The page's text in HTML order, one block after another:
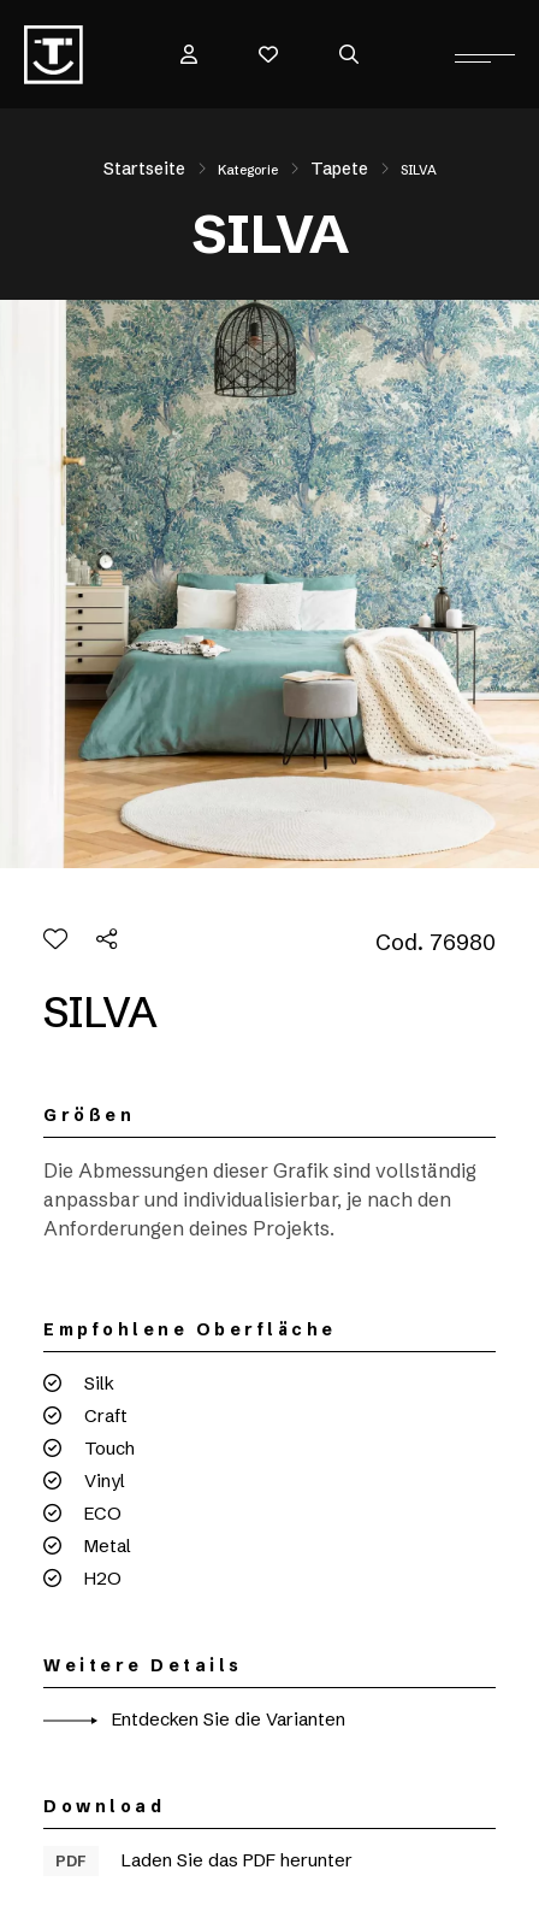
Startseite Kategorie Tapete SILVA
SILVA
Cod. 76980
SILVA
Größen
Die Abmessungen dieser Grafik sind vollständig
anpassbar und individualisierbar, je nach den
Anforderungen deines Projekts.
Empfohlene Oberfläche
Silk
Craft
Touch
Vinyl
ECO
Metal
H2O
Weitere Details
Entdecken Sie die Varianten
Download
PDF Laden Sie das PDF herunter